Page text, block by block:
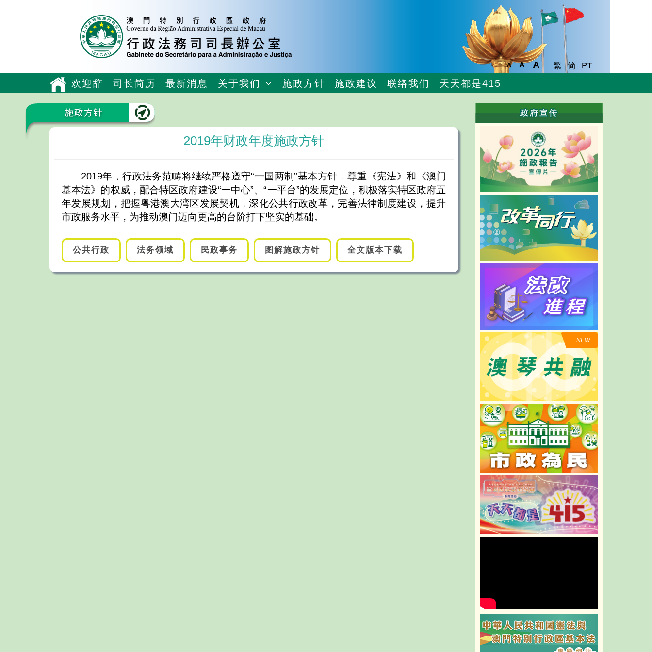
A A A 繁 简 PT
欢迎辞 司长简历 最新消息 关于我们 施政方针 施政建议 联络我们 天天都是415
2019年财政年度施政方针
2019年，行政法务范畴将继续严格遵守“一国两制”基本方针，尊重《宪法》和《澳门
基本法》的权威，配合特区政府建设“一中心”、“一平台”的发展定位，积极落实特区政府五
年发展规划，把握粤港澳大湾区发展契机，深化公共行政改革，完善法律制度建设，提升
市政服务水平，为推动澳门迈向更高的台阶打下坚实的基础。
公共行政 法务领域 民政事务 图解施政方针 全文版本下载